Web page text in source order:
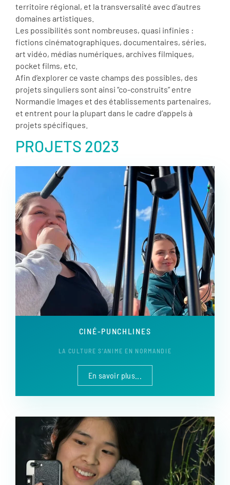
territoire régional, et la transversalité avec d’autres
domaines artistiques.
Les possibilités sont nombreuses, quasi infinies :
fictions cinématographiques, documentaires, séries,
art vidéo, médias numériques, archives filmiques,
pocket films, etc.
Afin d’explorer ce vaste champs des possibles, des
projets singuliers sont ainsi “co-construits” entre
Normandie Images et des établissements partenaires,
et entrent pour la plupart dans le cadre d’appels à
projets spécifiques.
PROJETS 2023
CINÉ-PUNCHLINES
LA CULTURE S’ANIME EN NORMANDIE
En savoir plus...